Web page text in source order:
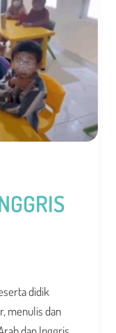
didik
menulis dan